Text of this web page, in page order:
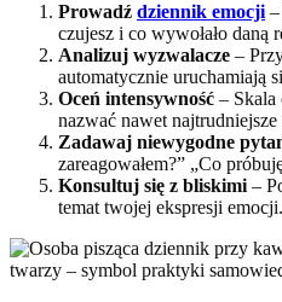
Prowadź dziennik emocji
czujesz i co wywołało daną
Analizuj wyzwalacze –
automatycznie uruchamiają
Oceń intensywność –
nazwać nawet najtrudniejsze
Zadawaj niewygodne
zareagowałem?” „Co
Konsultuj się z bliskimi –
temat twojej ekspresji emocji.